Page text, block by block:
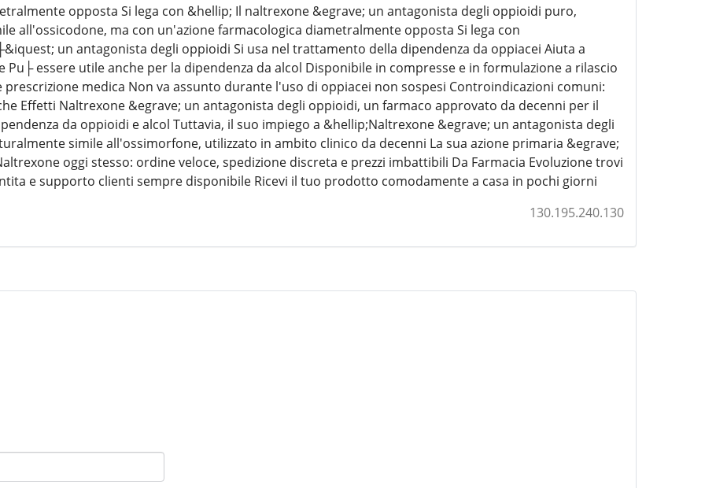
opposta Si lega con &hellip; Il naltrexone &egrave; un antagonista degli oppioidi puro,
all'ossicodone, ma con un'azione farmacologica diametralmente opposta Si lega con
un antagonista degli oppioidi Si usa nel trattamento della dipendenza da oppiacei Aiuta a
Pu├ essere utile anche per la dipendenza da alcol Disponibile in compresse e in formulazione a rilascio
prescrizione medica Non va assunto durante l'uso di oppiacei non sospesi Controindicazioni comuni:
Effetti Naltrexone &egrave; un antagonista degli oppioidi, un farmaco approvato da decenni per il
da oppioidi e alcol Tuttavia, il suo impiego a &hellip;Naltrexone &egrave; un antagonista degli
simile all'ossimorfone, utilizzato in ambito clinico da decenni La sua azione primaria &egrave;
oggi stesso: ordine veloce, spedizione discreta e prezzi imbattibili Da Farmacia Evoluzione trovi
e supporto clienti sempre disponibile Ricevi il tuo prodotto comodamente a casa in pochi giorni
130.195.240.130